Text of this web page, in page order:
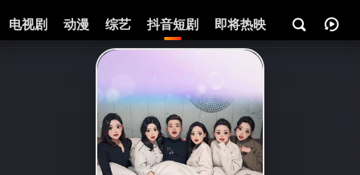
电视剧 动漫 综艺 抖音短剧 即将热映 资讯